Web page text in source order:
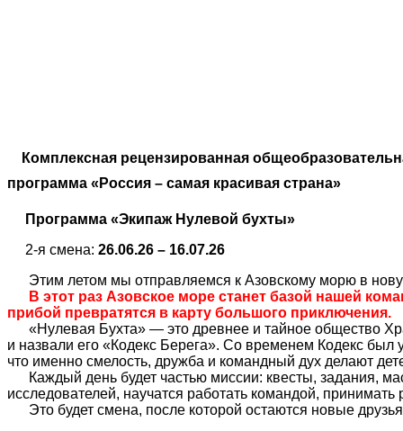
Комплексная рецензированная
программа «Россия – самая красивая страна»
Программа «Экипаж Нулевой бухты»
2-я смена: 26.06.26 – 16.07.26
Этим летом мы отправляемся к Азовскому морю в
В этот раз Азовское море станет базой нашей
прибой превратятся в карту большого приключения.
«Нулевая Бухта» — это древнее и тайное общество
и назвали его «Кодекс Берега». Со временем Кодекс был
что именно смелость, дружба и командный дух делают
Каждый день будет частью миссии: квесты, задания,
исследователей, научатся работать командой,
Это будет смена, после которой остаются новые